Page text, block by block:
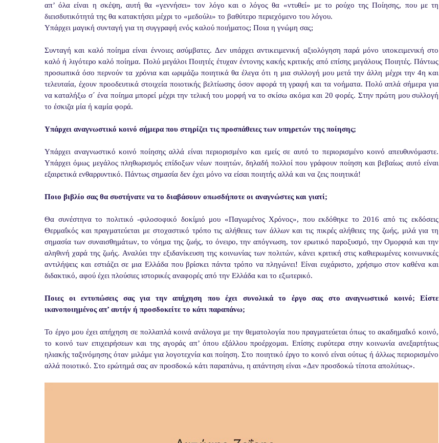
απ’ όλα είναι η σκέψη, αυτή θα «γεννήσει» τον λόγο και ο λόγος θα «ντυθεί» με το ρούχο της Ποίησης, που με τη
διεισδυτικότητά της θα κατακτήσει μέχρι το «μεδούλι» το βαθύτερο περιεχόμενο του λόγου.
Υπάρχει μαγική συνταγή για τη συγγραφή ενός καλού ποιήματος; Ποια η γνώμη σας;
Συνταγή και καλό ποίημα είναι έννοιες ασύμβατες. Δεν υπάρχει αντικειμενική αξιολόγηση παρά μόνο υποκειμενική στο
καλό ή λιγότερο καλό ποίημα. Πολύ μεγάλοι Ποιητές έτυχαν έντονης κακής κριτικής από επίσης μεγάλους Ποιητές. Πάντως
προσωπικά όσο περνούν τα χρόνια και ωριμάζω ποιητικά θα έλεγα ότι η μια συλλογή μου μετά την άλλη μέχρι την 4η και
τελευταία, έχουν προοδευτικά στοιχεία ποιοτικής βελτίωσης όσον αφορά τη γραφή και τα νοήματα. Πολύ απλά σήμερα για
να καταλήξω σ΄ ένα ποίημα μπορεί μέχρι την τελική του μορφή να το σκίσω ακόμα και 20 φορές. Στην πρώτη μου συλλογή
το έσκιζα μία ή καμία φορά.
Υπάρχει αναγνωστικό κοινό σήμερα που στηρίζει τις προσπάθειες των υπηρετών της ποίησης;
Υπάρχει αναγνωστικό κοινό ποίησης αλλά είναι περιορισμένο και εμείς σε αυτό το περιορισμένο κοινό απευθυνόμαστε.
Υπάρχει όμως μεγάλος πληθωρισμός επίδοξων νέων ποιητών, δηλαδή πολλοί που γράφουν ποίηση και βεβαίως αυτό είναι
εξαιρετικά ενθαρρυντικό. Πάντως σημασία δεν έχει μόνο να είσαι ποιητής αλλά και να ζεις ποιητικά!
Ποιο βιβλίο σας θα συστήνατε να το διαβάσουν οπωσδήποτε οι αναγνώστες και γιατί;
Θα συνέστηνα το πολιτικό -φιλοσοφικό δοκίμιό μου «Παγωμένος Χρόνος», που εκδόθηκε το 2016 από τις εκδόσεις
Θερμαΐκός και πραγματεύεται με στοχαστικό τρόπο τις αλήθειες των άλλων και τις πικρές αλήθειες της ζωής, μιλά για τη
σημασία των συναισθημάτων, το νόημα της ζωής, το όνειρο, την απόγνωση, τον ερωτικό παροξυσμό, την Ομορφιά και την
αληθινή χαρά της ζωής. Αναλύει την εξιδανίκευση της κοινωνίας των πολιτών, κάνει κριτική στις καθιερωμένες κοινωνικές
αντιλήψεις και εστιάζει σε μια Ελλάδα που βρίσκει πάντα τρόπο να πληγώνει! Είναι ευχάριστο, χρήσιμο στον καθένα και
διδακτικό, αφού έχει πλούσιες ιστορικές αναφορές από την Ελλάδα και το εξωτερικό.
Ποιες οι εντυπώσεις σας για την απήχηση που έχει συνολικά το έργο σας στο αναγνωστικό κοινό; Είστε
ικανοποιημένος απ’ αυτήν ή προσδοκείτε το κάτι παραπάνω;
Το έργο μου έχει απήχηση σε πολλαπλά κοινά ανάλογα με την θεματολογία που πραγματεύεται όπως το ακαδημαΐκό κοινό,
το κοινό των επιχειρήσεων και της αγοράς απ’ όπου εξάλλου προέρχομαι. Επίσης ευρύτερα στην κοινωνία ανεξαρτήτως
ηλιακής ταξινόμησης όταν μιλάμε για λογοτεχνία και ποίηση. Στο ποιητικό έργο το κοινό είναι ούτως ή άλλως περιορισμένο
αλλά ποιοτικό. Στο ερώτημά σας αν προσδοκώ κάτι παραπάνω, η απάντηση είναι «Δεν προσδοκώ τίποτα απολύτως».